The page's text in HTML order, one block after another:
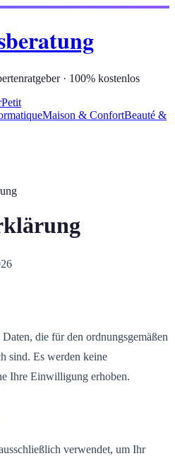
· 100% kostenlos
Petit
Maison & ConfortBeauté &
die für den ordnungsgemäßen
sind. Es werden keine
Ihre Einwilligung erhoben.
verwendet, um Ihr